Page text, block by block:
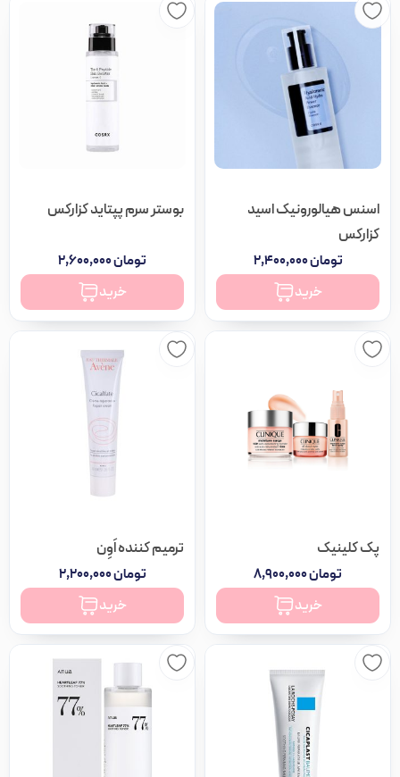
اسنس هیالورونیک اسید
کزارکس
تومان۲,۴۰۰,۰۰۰
خرید
بوستر سرم پپتاید کزارکس
تومان
خرید
پک کلینیک
تومان
خرید
ترمیم کننده اَوِن
تومان۲,۲۰۰,۰۰۰
خرید